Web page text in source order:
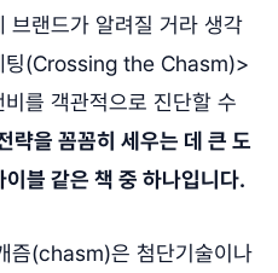
브랜드가 알려질 거라 생각
팅(Crossing the Chasm)>
를 객관적으로 진단할 수
략을 꼼꼼히 세우는 데 큰 도
블 같은 책 중 하나입니다.
즘(chasm)은 첨단기술이나